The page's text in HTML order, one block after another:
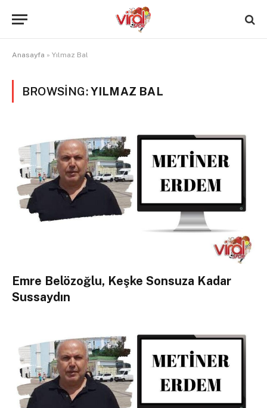
Anasayfa » Yılmaz Bal
BROWSING:YILMAZ BAL
Emre Belözoğlu, Keşke Sonsuza Kadar
Sussaydın